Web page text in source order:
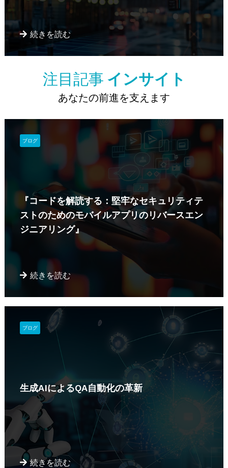
続きを読む
注目記事 インサイト
あなたの前進を支えます
『コードを解読する：堅牢なセキュリティテ
ストのためのモバイルアプリのリバースエン
ジニアリング』
続きを読む
ブログ
生成AIによるQA自動化の革新
続きを読む
ブログ